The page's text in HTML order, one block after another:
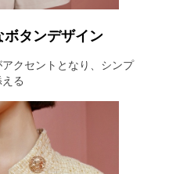
ボタンデザイン
クセントとなり、シンプ
る